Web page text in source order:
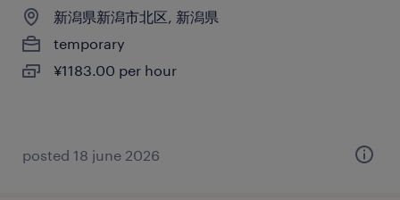
新潟県新潟市北区, 新潟県
temporary
¥1183.00 per hour
posted 18 june 2026